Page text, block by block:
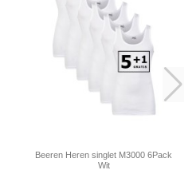
Beeren Heren singlet M3000 6Pack
Wit